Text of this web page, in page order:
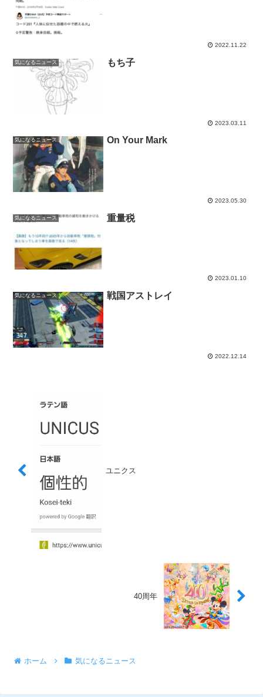
2022.11.22
気になるニュース もち子
2023.03.11
気になるニュース On Your Mark
2023.05.30
気になるニュース 重量税
2023.01.10
気になるニュース 戦国アストレイ
2022.12.14
ユニクス
40周年
ホーム 気になるニュース